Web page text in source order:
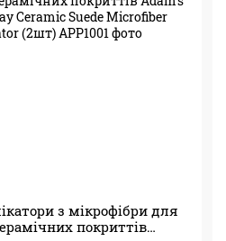
з мікрофібри для
покриттів